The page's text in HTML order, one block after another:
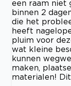
een raam niet
binnen 2
die het
heeft
pluim voor
wat kleine
kunnen
maken,
materialen!